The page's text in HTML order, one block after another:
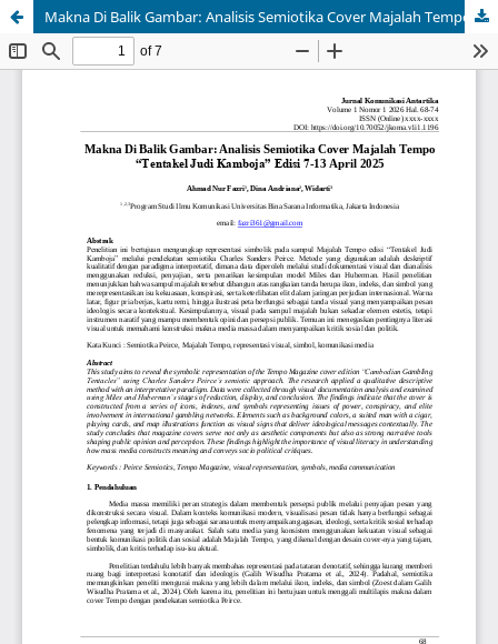
Makna Di Balik Gambar: Analisis Semiotika Cover Majalah Tempo “Tentakel Judi Kamboja” Edisi 7-13 April 2025